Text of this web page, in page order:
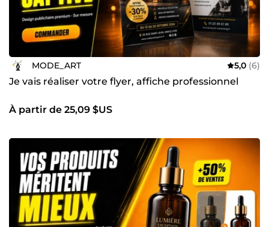
MODE_ART 5,0 (6)
Je vais réaliser votre flyer, affiche professionnel
À partir de 25,09 $US